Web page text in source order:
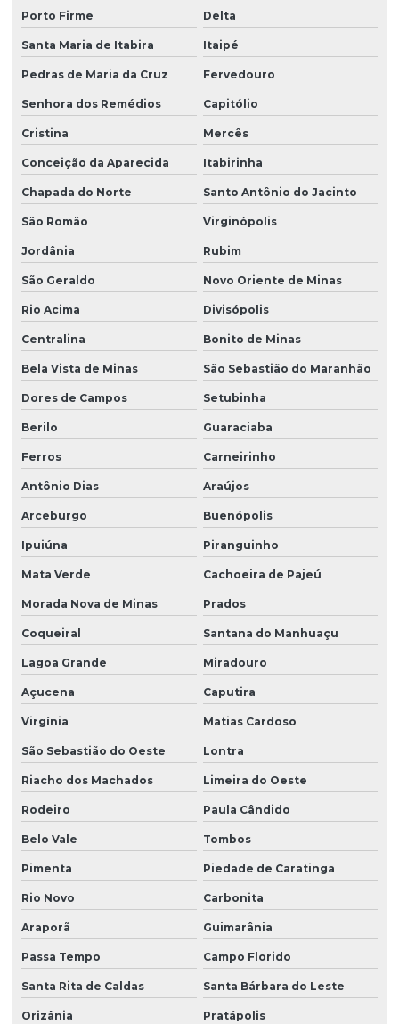
Porto Firme Delta
Santa Maria de Itabira Itaipé
Pedras de Maria da Cruz Fervedouro
Senhora dos Remédios Capitólio
Cristina Mercês
Conceição da Aparecida Itabirinha
Chapada do Norte Santo Antônio do Jacinto
São Romão Virginópolis
Jordânia Rubim
São Geraldo Novo Oriente de Minas
Rio Acima Divisópolis
Centralina Bonito de Minas
Bela Vista de Minas São Sebastião do Maranhão
Dores de Campos Setubinha
Berilo Guaraciaba
Ferros Carneirinho
Antônio Dias Araújos
Arceburgo Buenópolis
Ipuiúna Piranguinho
Mata Verde Cachoeira de Pajeú
Morada Nova de Minas Prados
Coqueiral Santana do Manhuaçu
Lagoa Grande Miradouro
Açucena Caputira
Virgínia Matias Cardoso
São Sebastião do Oeste Lontra
Riacho dos Machados Limeira do Oeste
Rodeiro Paula Cândido
Belo Vale Tombos
Pimenta Piedade de Caratinga
Rio Novo Carbonita
Araporã Guimarânia
Passa Tempo Campo Florido
Santa Rita de Caldas Santa Bárbara do Leste
Orizânia Pratápolis